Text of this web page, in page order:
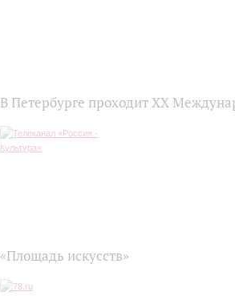
В Петербурге проходит ХХ
«Площадь искусств»